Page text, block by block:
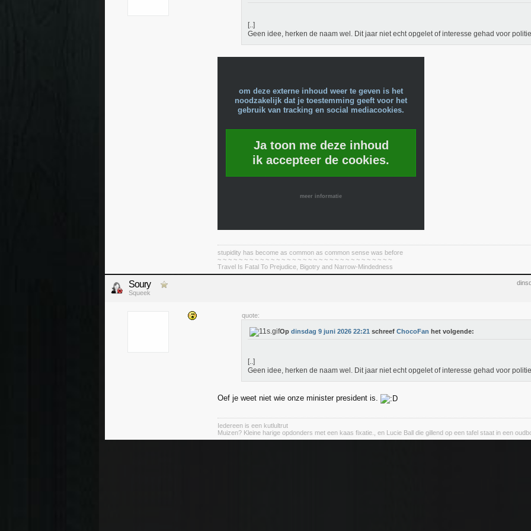
[..]
Geen idee, herken de naam wel. Dit jaar niet echt opgelet of interesse gehad voor
om deze externe inhoud weer te geven is het
noodzakelijk dat je toestemming geeft voor het
gebruik van tracking en social mediacookies.
Ja toon me deze inhoud
ik accepteer de cookies.
meer informatie
stupidity has become as common as common sense was before
~ ~ ~ ~ ~ ~ ~ ~ ~ ~ ~ ~ ~ ~ ~ ~ ~ ~ ~ ~ ~ ~ ~ ~ ~ ~ ~ ~ ~ ~ ~ ~ ~
Travel Is Fatal To Prejudice, Bigotry and Narrow-Mindedness
Soury
Squeek
quote:
Op dinsdag 9 juni 2026 22:21 schreef ChocoFan het volgende:
[..]
Geen idee, herken de naam wel. Dit jaar niet echt opgelet of interesse gehad voor
Oef je weet niet wie onze minister president is.
Iedereen is een kutlultrut
Muizen? Kleine harige opdonders met een kaas fixatie., en Lucie Ball die gillend op een tafel staat in een